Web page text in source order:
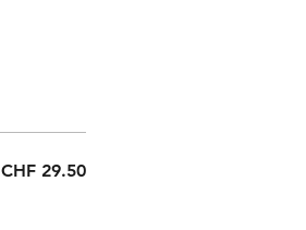
CHF 29.50